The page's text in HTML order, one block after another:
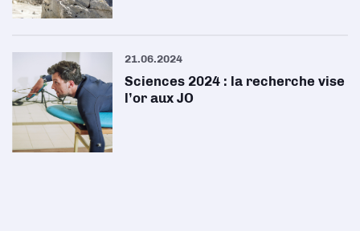
21.06.2024
Sciences 2024 : la recherche vise
l’or aux JO